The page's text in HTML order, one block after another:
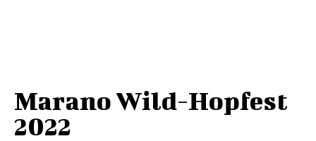
Marano Wild-Hopfest
2022